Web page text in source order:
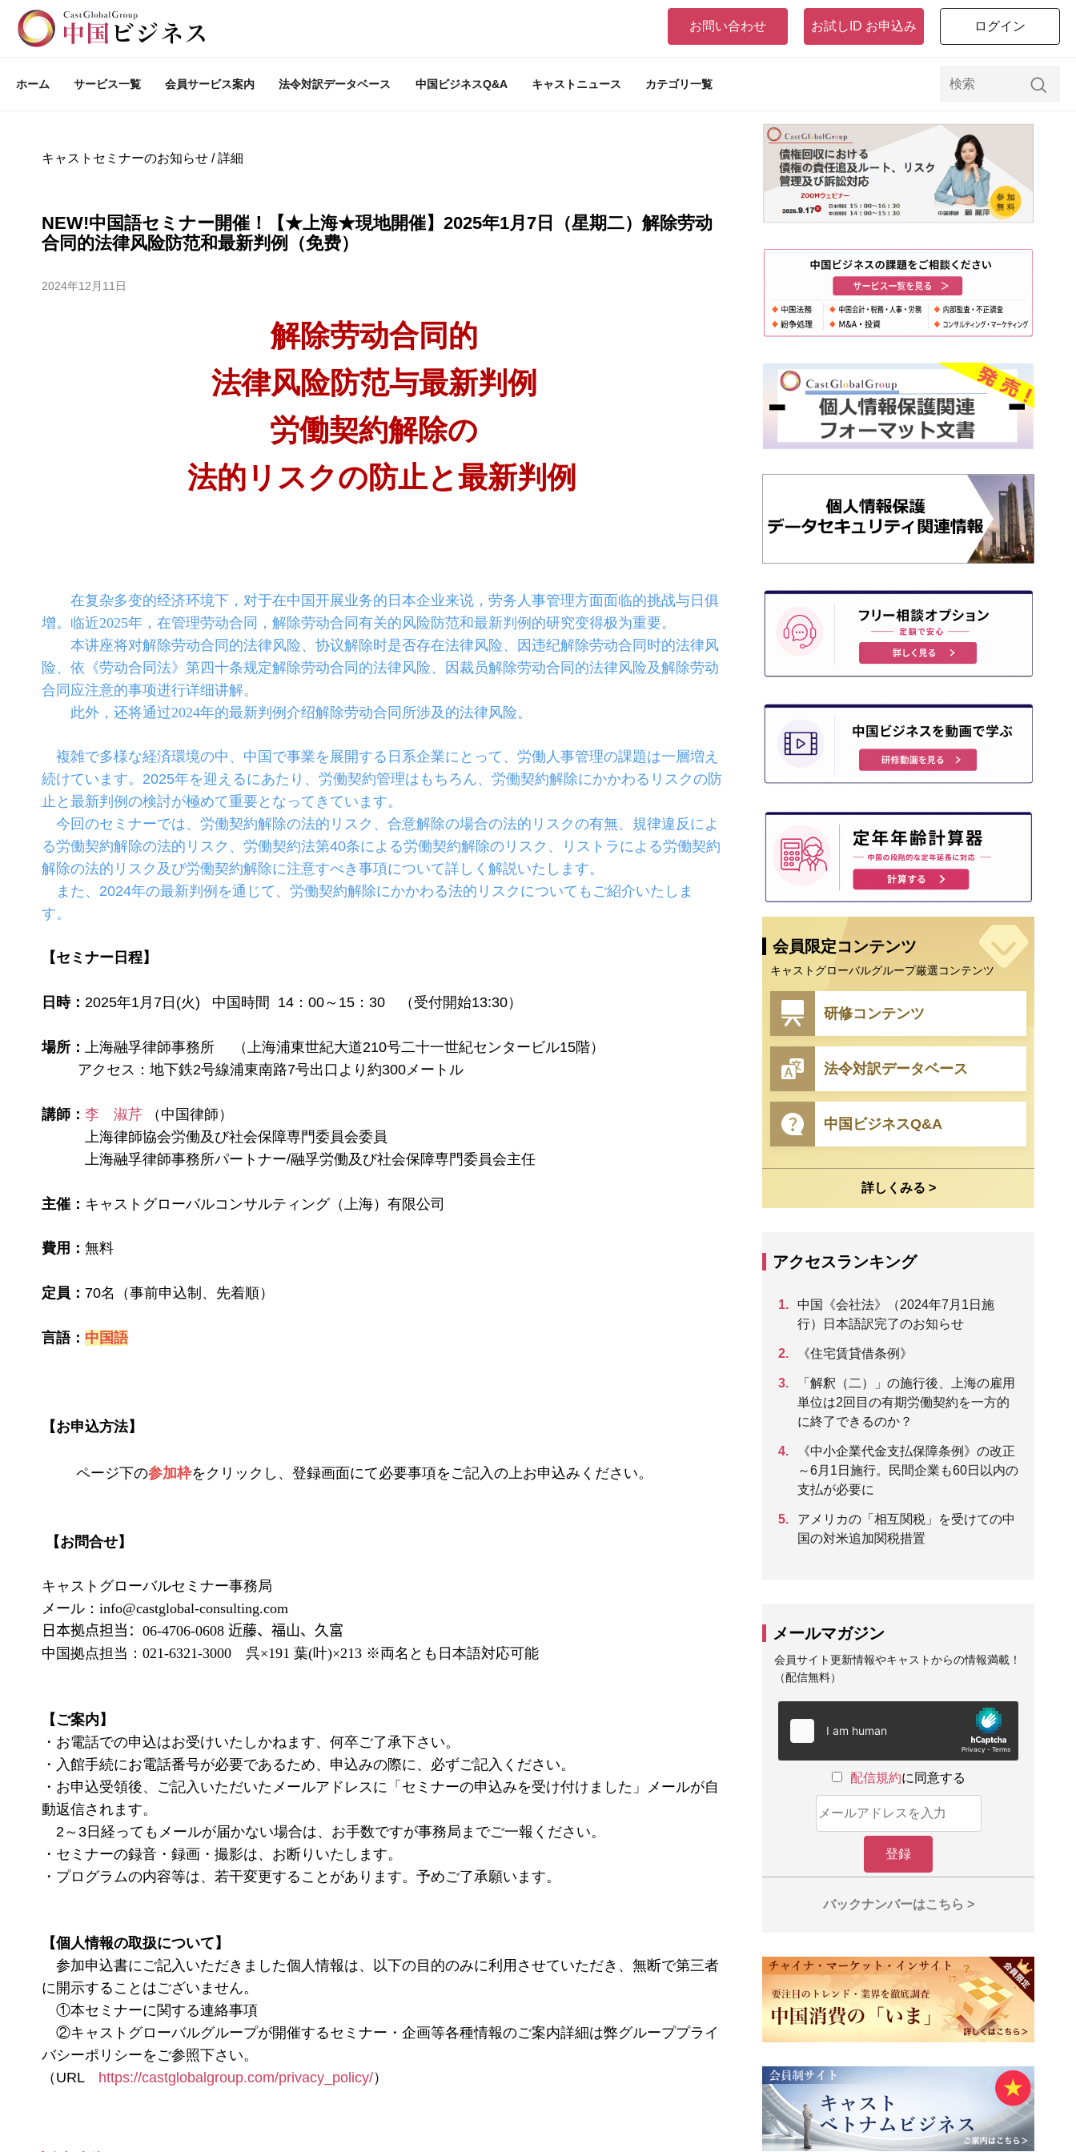
お問い合わせ お試しID お申込み ログイン
ホーム サービス一覧 会員サービス案内 法令対訳データベース 中国ビジネスQ&A キャストニュース カテゴリ一覧
キャストセミナーのお知らせ / 詳細
NEW!中国語セミナー開催！【★上海★現地開催】2025年1月7日（星期二）解除劳动
合同的法律风险防范和最新判例（免费）
2024年12月11日
解除劳动合同的
法律风险防范与最新判例
労働契約解除の
法的リスクの防止と最新判例
在复杂多变的经济环境下，对于在中国开展业务的日本企业来说，劳务人事管理方面面临的挑战与日俱
增。临近2025年，在管理劳动合同，解除劳动合同有关的风险防范和最新判例的研究变得极为重要。
本讲座将对解除劳动合同的法律风险、协议解除时是否存在法律风险、因违纪解除劳动合同时的法律风
险、依《劳动合同法》第四十条规定解除劳动合同的法律风险、因裁员解除劳动合同的法律风险及解除劳动
合同应注意的事项进行详细讲解。
此外，还将通过2024年的最新判例介绍解除劳动合同所涉及的法律风险。
複雑で多様な経済環境の中、中国で事業を展開する日系企業にとって、労働人事管理の課題は一層増え
続けています。2025年を迎えるにあたり、労働契約管理はもちろん、労働契約解除にかかわるリスクの防
止と最新判例の検討が極めて重要となってきています。
今回のセミナーでは、労働契約解除の法的リスク、合意解除の場合の法的リスクの有無、規律違反によ
る労働契約解除の法的リスク、労働契約法第40条による労働契約解除のリスク、リストラによる労働契約
解除の法的リスク及び労働契約解除に注意すべき事項について詳しく解説いたします。
また、2024年の最新判例を通じて、労働契約解除にかかわる法的リスクについてもご紹介いたしま
す。
【セミナー日程】
日時： 2025年1月7日(火) 中国時間 14：00～15：30 （受付開始13:30）
場所：
上海融孚律師事務所 （上海浦東世紀大道210号二十一世紀センタービル15階）
アクセス：地下鉄2号線浦東南路7号出口より約300メートル
講師： 李 淑芹 （中国律師）
上海律師協会労働及び社会保障専門委員会委員
上海融孚律師事務所パートナー/融孚労働及び社会保障専門委員会主任
主催： キャストグローバルコンサルティング（上海）有限公司
費用： 無料
定員： 70名（事前申込制、先着順）
言語： 中国語
【お申込方法】
ページ下の参加枠をクリックし、登録画面にて必要事項をご記入の上お申込みください。
【お問合せ】
キャストグローバルセミナー事務局
メール：info@castglobal-consulting.com
日本拠点担当：06-4706-0608 近藤、福山、久富
中国拠点担当： 021-6321-3000 呉×191 葉(叶)×213 ※両名とも日本語対応可能
【ご案内】
・お電話での申込はお受けいたしかねます、何卒ご了承下さい。
・入館手続にお電話番号が必要であるため、申込みの際に、必ずご記入ください。
・お申込受領後、ご記入いただいたメールアドレスに「セミナーの申込みを受け付けました」メールが自
動返信されます。
2～3日経ってもメールが届かない場合は、お手数ですが事務局までご一報ください。
・セミナーの録音・録画・撮影は、お断りいたします。
・プログラムの内容等は、若干変更することがあります。予めご了承願います。
【個人情報の取扱について】
参加申込書にご記入いただきました個人情報は、以下の目的のみに利用させていただき、無断で第三者
に開示することはございません。
①本セミナーに関する連絡事項
②キャストグローバルグループが開催するセミナー・企画等各種情報のご案内詳細は弊グループプライ
バシーポリシーをご参照下さい。
（URL https://castglobalgroup.com/privacy_policy/）
会員限定コンテンツ
キャストグローバルグループ厳選コンテンツ
研修コンテンツ
法令対訳データベース
中国ビジネスQ&A
詳しくみる >
アクセスランキング
中国《会社法》（2024年7月1日施
行）日本語訳完了のお知らせ
《住宅賃貸借条例》
「解釈（二）」の施行後、上海の雇用
単位は2回目の有期労働契約を一方的
に終了できるのか？
《中小企業代金支払保障条例》の改正
～6月1日施行。民間企業も60日以内の
支払が必要に
アメリカの「相互関税」を受けての中
国の対米追加関税措置
メールマガジン
会員サイト更新情報やキャストからの情報満載！
（配信無料）
配信規約に同意する
バックナンバーはこちら >